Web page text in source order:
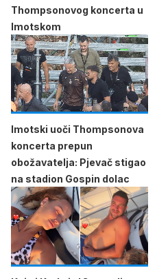
Thompsonovog koncerta u
Imotskom
Imotski uoči Thompsonova
koncerta prepun
obožavatelja: Pjevač stigao
na stadion Gospin dolac